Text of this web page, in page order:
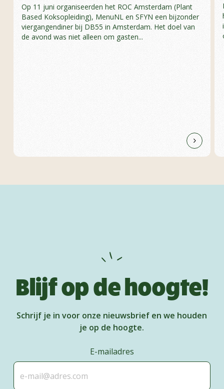
Op 11 juni organiseerden het ROC Amsterdam (Plant
Based Koksopleiding), MenuNL en SFYN een bijzonder
viergangendiner bij DB55 in Amsterdam. Het doel van
de avond was niet alleen om gasten...
Blijf op de hoogte!
Schrijf je in voor onze nieuwsbrief en we houden
je op de hoogte.
E-mailadres